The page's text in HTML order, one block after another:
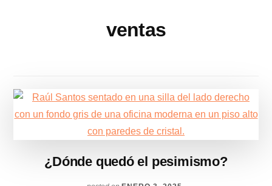
ventas
¿Dónde quedó el pesimismo?